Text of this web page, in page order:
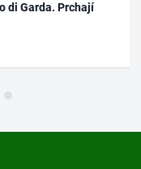
di Garda. Prchají